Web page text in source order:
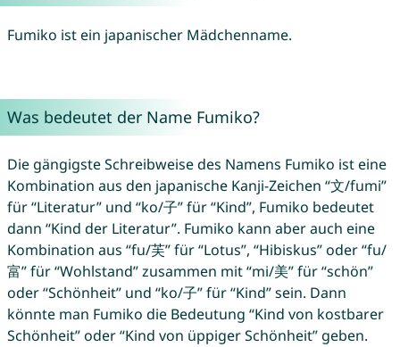
Fumiko ist ein japanischer Mädchenname.
Was bedeutet der Name Fumiko?
Die gängigste Schreibweise des Namens Fumiko ist eine
Kombination aus den japanische Kanji-Zeichen “文/fumi”
für “Literatur” und “ko/子” für “Kind”, Fumiko bedeutet
dann “Kind der Literatur”. Fumiko kann aber auch eine
Kombination aus “fu/芙” für “Lotus”, “Hibiskus” oder “fu/
富” für “Wohlstand” zusammen mit “mi/美” für “schön”
oder “Schönheit” und “ko/子” für “Kind” sein. Dann
könnte man Fumiko die Bedeutung “Kind von kostbarer
Schönheit” oder “Kind von üppiger Schönheit” geben.